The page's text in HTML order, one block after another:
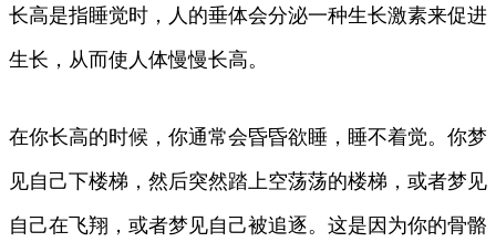
长高是指睡觉时，人的垂体会分泌一种生长激素来促进
生长，从而使人体慢慢长高。
在你长高的时候，你通常会昏昏欲睡，睡不着觉。你梦
见自己下楼梯，然后突然踏上空荡荡的楼梯，或者梦见
自己在飞翔，或者梦见自己被追逐。这是因为你的骨骼